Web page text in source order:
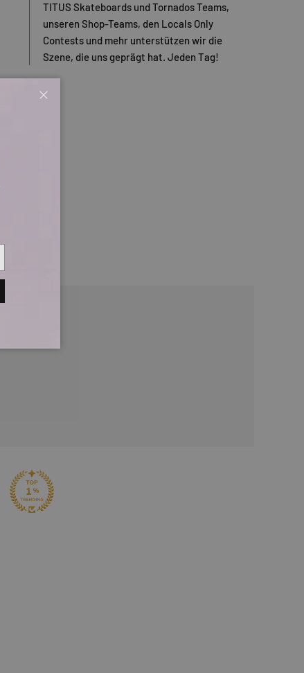
TITUS Skateboards und Tornados Teams,
unseren Shop-Teams, den Locals Only
Contests und mehr unterstützen wir die
Szene, die uns geprägt hat. Jeden Tag!